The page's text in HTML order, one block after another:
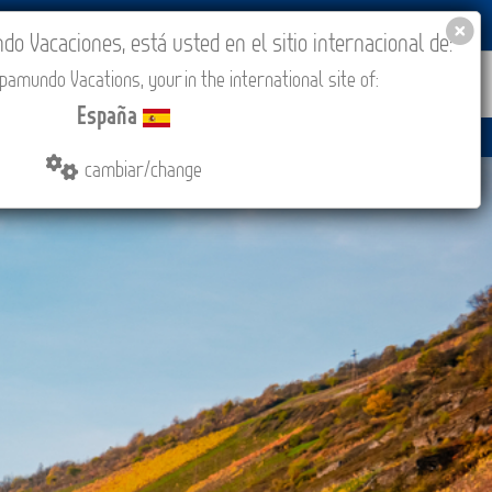
COMPRAR CONTACTO MÁS
Vacaciones, está usted en el sitio internacional de:
Vacations, your in the international site of:
España
cambiar/change